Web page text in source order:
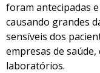
foram antecipadas
causando grandes
sensíveis dos
empresas de
laboratórios.